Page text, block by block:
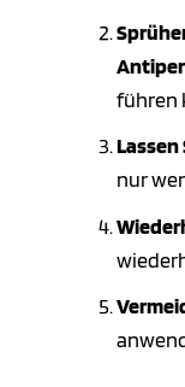
führen
nur